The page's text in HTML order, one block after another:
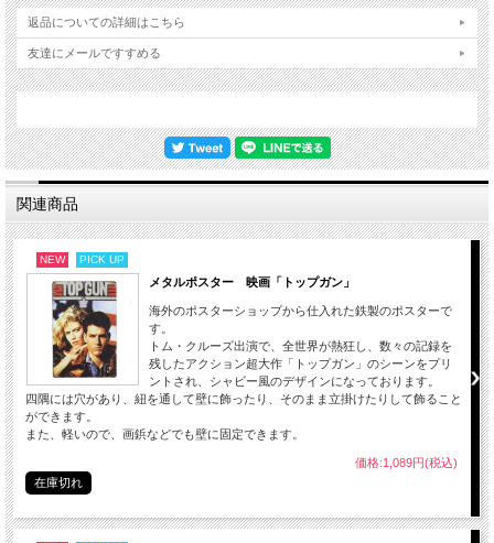
返品についての詳細はこちら
友達にメールですすめる
関連商品
NEW PICK UP
メタルポスター 映画「トップガン」
海外のポスターショップから仕入れた鉄製のポスターで
す。
トム・クルーズ出演で、全世界が熱狂し、数々の記録を
残したアクション超大作「トップガン」のシーンをプリ
ントされ、シャビー風のデザインになっております。
四隅には穴があり、紐を通して壁に飾ったり、そのまま立掛けたりして飾ること
ができます。
また、軽いので、画鋲などでも壁に固定できます。
価格:1,089円(税込)
在庫切れ